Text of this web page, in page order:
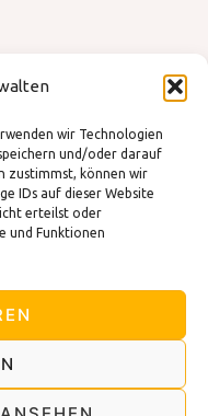
wir Technologien
und/oder darauf
zustimmst, können wir
IDs auf dieser Website
erteilst oder
und Funktionen